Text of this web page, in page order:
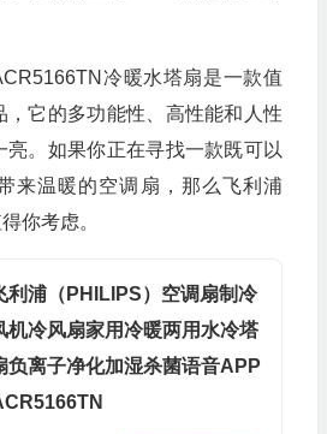
冷暖水塔扇是一款值
，它的多功能性、高性能和人性
亮。如果你正在寻找一款既可以
来温暖的空调扇，那么飞利浦
你考虑。
利浦（PHILIPS）空调扇制冷
机冷风扇家用冷暖两用水冷塔
负离子净化加湿杀菌语音APP